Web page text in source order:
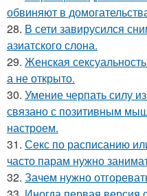
обвиняют в
28. В сети завирусился
азиатского слона.
29. Женская
а не открыто.
30. Умение черпать силу
связано с позитивным
настроем.
31. Секс по расписанию
часто парам нужно
32. Зачем нужно